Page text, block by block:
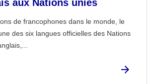
aux Nations unies
de francophones dans le monde, le
des six langues officielles des Nations